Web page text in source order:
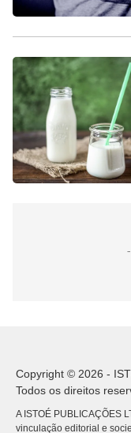
Copyright © 2026 -
Todos os direitos
A ISTOÉ PUBLICAÇÕES
vinculação editorial e